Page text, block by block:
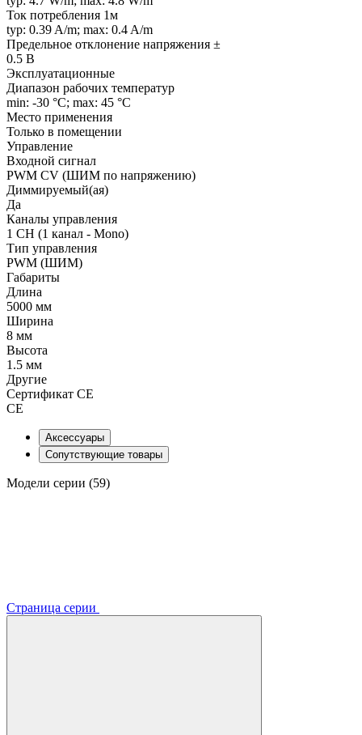
Ток потребления 1м
typ: 0.39 A/m; max: 0.4 A/m
Предельное отклонение напряжения ±
0.5 В
Эксплуатационные
Диапазон рабочих температур
min: -30 °C; max: 45 °C
Место применения
Только в помещении
Управление
Входной сигнал
PWM СV (ШИМ по напряжению)
Диммируемый(ая)
Да
Каналы управления
1 CH (1 канал - Mono)
Тип управления
PWM (ШИМ)
Габариты
Длина
5000 мм
Ширина
8 мм
Высота
1.5 мм
Другие
Сертификат CE
CE
Аксессуары
Сопутствующие товары
Модели серии (59)
Страница серии